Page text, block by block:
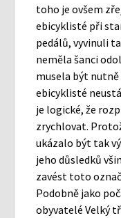
toho je ovšem
ebicyklisté při
pedálů, vyvinuli
neměla šanci
musela být
ebicyklisté
je logické, že
zrychlovat.
ukázalo být tak
jeho důsledků
zavést toto
Podobně jako
obyvatelé Velký